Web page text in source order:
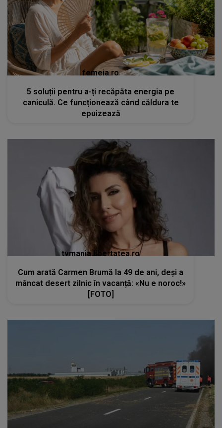
femeia.ro
5 soluții pentru a-ți recăpăta energia pe
caniculă. Ce funcționează când căldura te
epuizează
tvmania.libertatea.ro
Cum arată Carmen Brumă la 49 de ani, deși a
mâncat desert zilnic în vacanță: «Nu e noroc!»
[FOTO]